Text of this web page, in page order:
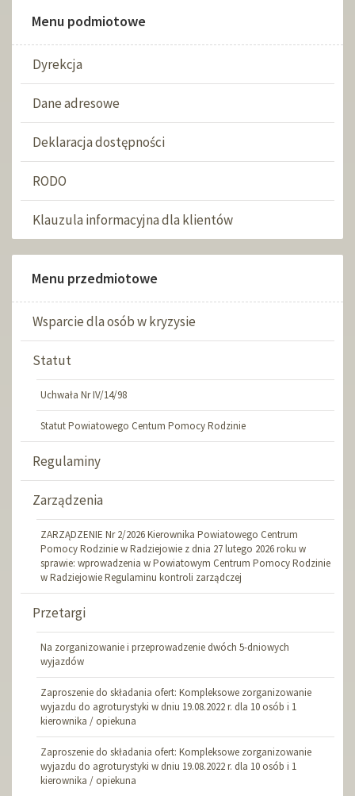
Menu podmiotowe
Dyrekcja
Dane adresowe
Deklaracja dostępności
RODO
Klauzula informacyjna dla klientów
Menu przedmiotowe
Wsparcie dla osób w kryzysie
Statut
Uchwała Nr IV/14/98
Statut Powiatowego Centum Pomocy Rodzinie
Regulaminy
Zarządzenia
ZARZĄDZENIE Nr 2/2026 Kierownika Powiatowego Centrum
Pomocy Rodzinie w Radziejowie z dnia 27 lutego 2026 roku w
sprawie: wprowadzenia w Powiatowym Centrum Pomocy Rodzinie
w Radziejowie Regulaminu kontroli zarządczej
Przetargi
Na zorganizowanie i przeprowadzenie dwóch 5-dniowych
wyjazdów
Zaproszenie do składania ofert: Kompleksowe zorganizowanie
wyjazdu do agroturystyki w dniu 19.08.2022 r. dla 10 osób i 1
kierownika / opiekuna
Zaproszenie do składania ofert: Kompleksowe zorganizowanie
wyjazdu do agroturystyki w dniu 19.08.2022 r. dla 10 osób i 1
kierownika / opiekuna